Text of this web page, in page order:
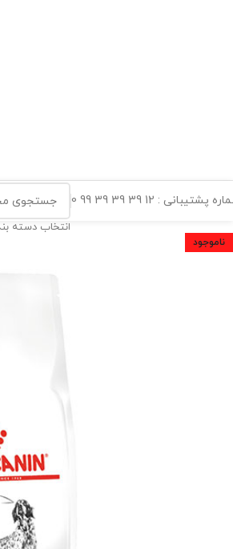
پشتیبانی : 12 39 39 39 99 0
انتخاب دسته
ناموجود